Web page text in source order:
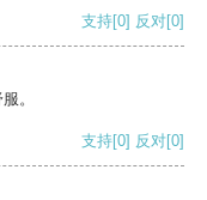
支持[0] 反对[0]
。
支持[0] 反对[0]